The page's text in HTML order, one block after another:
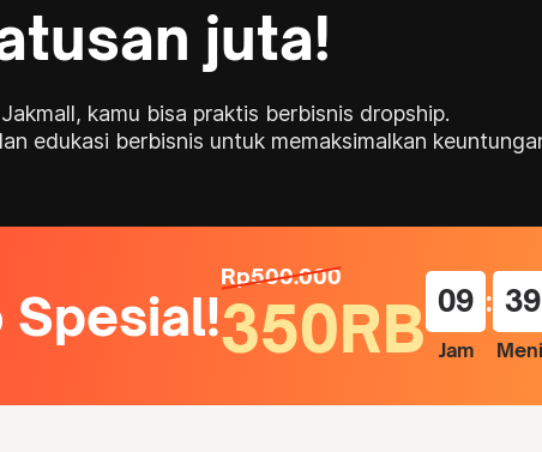
juta!
kamu bisa praktis berbisnis dropship.
edukasi berbisnis untuk memaksimalkan
Spesial!
Rp500.000
350RB 09
Jam
: 39